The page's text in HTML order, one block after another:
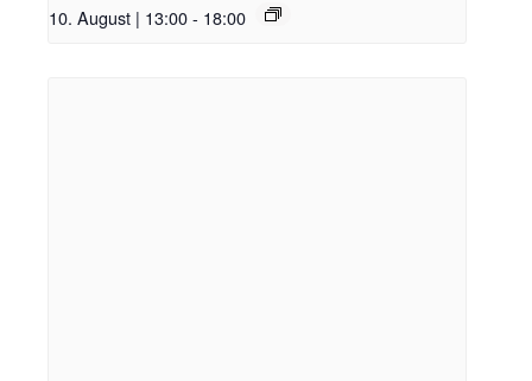
10. August | 13:00- 18:00